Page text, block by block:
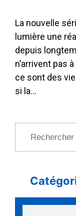
La nouvelle
lumière une
depuis
n’arrivent pas
ce sont des
si la…